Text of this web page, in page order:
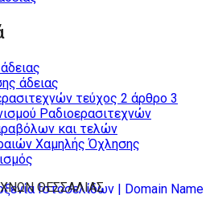
άδειας
τεύχος 2 άρθρο 3
Ραδιοερασιτεχνών
και τελών
Χαμηλής Όχλησης
ΘΕΣΣΑΛΙΑΣ